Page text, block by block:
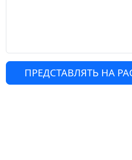
ПРЕДСТАВЛЯТЬ НА